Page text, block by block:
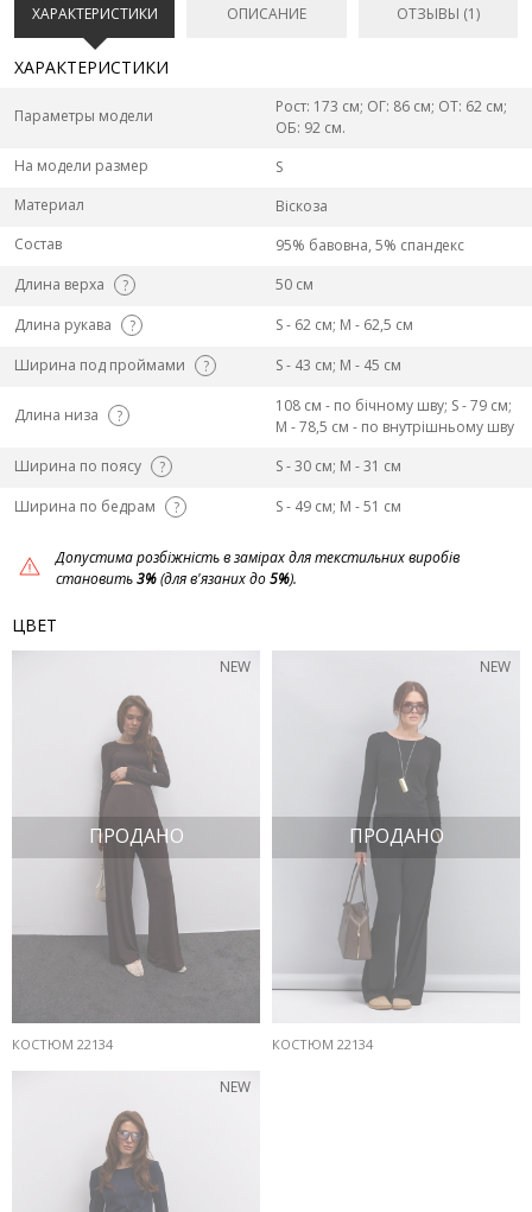
ХАРАКТЕРИСТИКИ ОПИСАНИЕ ОТЗЫВЫ (1)
ХАРАКТЕРИСТИКИ
Параметры модели
Рост: 173 см; ОГ: 86 см; ОТ: 62 см;
ОБ: 92 см.
На модели размер
S
Материал
Віскоза
Состав
95% бавовна, 5% спандекс
Длина верха
?
50 см
Длина рукава
?
S - 62 см; M - 62,5 см
Ширина под проймами
? S - 43 см; M - 45 см
Длина низа ?
108 см - по бічному шву; S - 79 см;
M - 78,5 см - по внутрішньому шву
Ширина по поясу
?
S - 30 см; M - 31 см
Ширина по бедрам
? S - 49 см; M - 51 см
Допустима розбіжність в замірах для текстильних виробів
становить3%(для в'язаних до5%).
ЦВЕТ
NEW
ПРОДАНО
КОСТЮМ 22134
NEW
ПРОДАНО
КОСТЮМ 22134
NEW